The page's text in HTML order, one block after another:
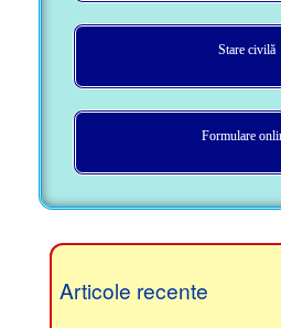
Stare civilă
Formulare
Articole recente